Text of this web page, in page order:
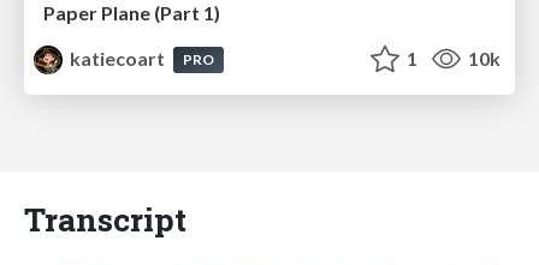
Paper Plane (Part 1)
katiecoart
PRO 1 10k
Transcript